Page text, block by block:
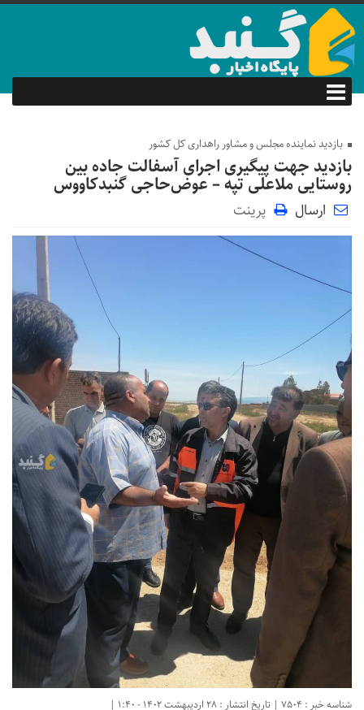
بازدید نماینده مجلس و مشاور راهداری کل کشور
بازدید جهت پیگیری اجرای آسفالت جاده بین
روستایی ملاعلی تپه – عوض‌حاجی گنبدکاووس
ارسال پرینت
شناسه خبر : 7504 | تاریخ انتشار : 28 اردیبهشت 1402 - 1:40 |